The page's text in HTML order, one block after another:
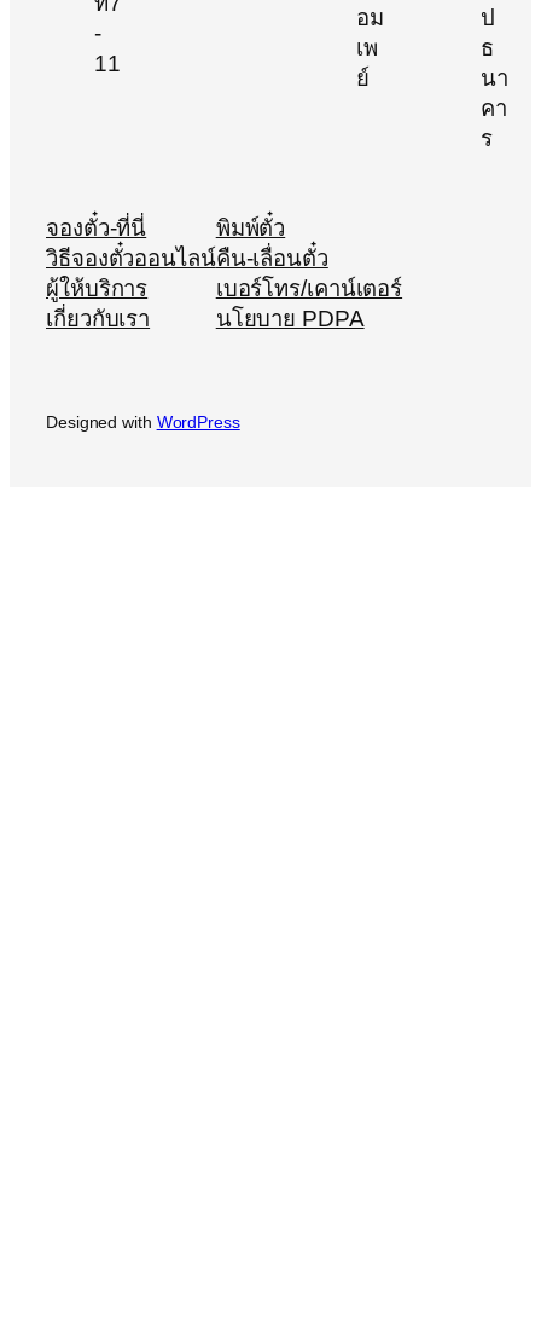
จองตั๋ว-ที่นี่
วิธีจองตั๋วออนไลน์
ผู้ให้บริการ
เกี่ยวกับเรา
พิมพ์ตั๋ว
คืน-เลื่อนตั๋ว
เบอร์โทร/เคาน์เตอร์
นโยบาย PDPA
Designed with WordPress